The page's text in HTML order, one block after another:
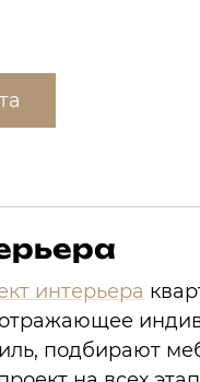
интерьера
подбирают